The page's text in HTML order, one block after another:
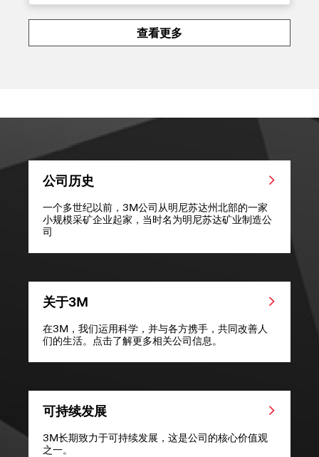
查看更多
公司历史
一个多世纪以前，3M公司从明尼苏达州北部的一家
小规模采矿企业起家，当时名为明尼苏达矿业制造公
司
关于3M
在3M，我们运用科学，并与各方携手，共同改善人
们的生活。点击了解更多相关公司信息。
可持续发展
3M长期致力于可持续发展，这是公司的核心价值观
之一。